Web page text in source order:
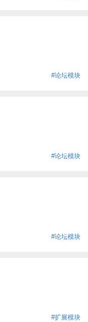
#论坛模块
#论坛模块
#论坛模块
#扩展模块